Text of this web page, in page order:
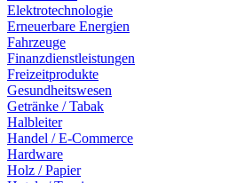
Elektrotechnologie
Erneuerbare Energien
Fahrzeuge
Finanzdienstleistungen
Freizeitprodukte
Gesundheitswesen
Getränke / Tabak
Halbleiter
Handel / E-Commerce
Hardware
Holz / Papier